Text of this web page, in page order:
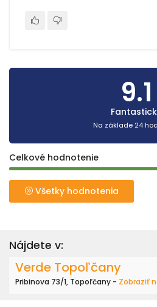
9.1
Na základe 24
Celkové hodnotenie
Všetky hodnotenia
Nájdete v:
Verde Topoľčany
Pribinova 73/1, Topoľčany - Zobraziť